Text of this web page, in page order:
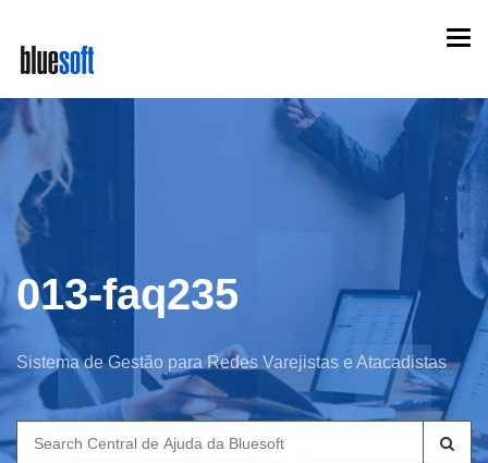
main
content
013-faq235
Sistema de Gestão para Redes Varejistas e Atacadistas
Search